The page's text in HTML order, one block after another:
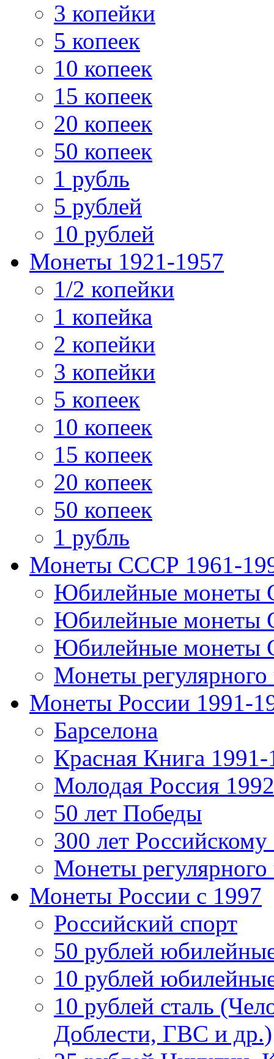
3 копейки
5 копеек
10 копеек
15 копеек
20 копеек
50 копеек
1 рубль
5 рублей
10 рублей
Монеты 1921-1957
1/2 копейки
1 копейка
2 копейки
3 копейки
5 копеек
10 копеек
15 копеек
20 копеек
50 копеек
1 рубль
Монеты СССР 1961-
Юбилейные монеты
Юбилейные
Юбилейные
Монеты
Монеты России 1991-
Барселона
Красная Книга 1991-
Молодая Россия
50 лет Победы
300 лет
Монеты
Монеты России c 1997
Российский спорт
50 рублей
10 рублей
10 рублей сталь
Доблести, ГВС и др.)